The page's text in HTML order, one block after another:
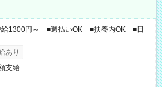
給1300円～ ■週払いOK ■扶養内OK ■日
あり
支給